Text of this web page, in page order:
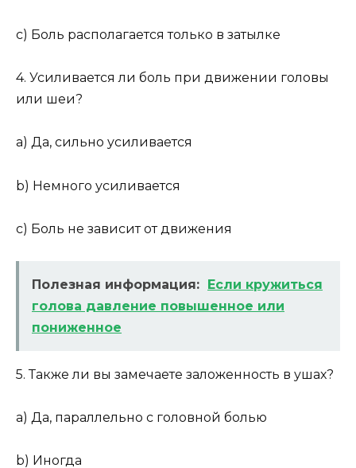
c) Боль располагается только в затылке
4. Усиливается ли боль при движении головы
или шеи?
a) Да, сильно усиливается
b) Немного усиливается
c) Боль не зависит от движения
Полезная информация: Если кружиться
голова давление повышенное или
пониженное
5. Также ли вы замечаете заложенность в ушах?
a) Да, параллельно с головной болью
b) Иногда